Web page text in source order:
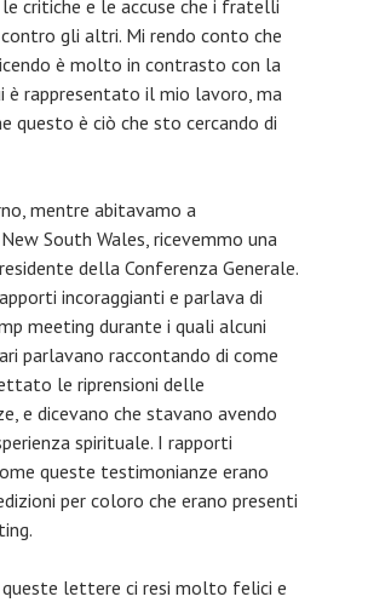
critiche e le accuse che i fratelli
gli altri. Mi rendo conto che
è molto in contrasto con la
è rappresentato il mio lavoro, ma
questo è ciò che sto cercando di
mentre abitavamo a
South Wales, ricevemmo una
della Conferenza Generale.
incoraggianti e parlava di
meeting durante i quali alcuni
parlavano raccontando di come
le riprensioni delle
e dicevano che stavano avendo
spirituale. I rapporti
queste testimonianze erano
per coloro che erano presenti
lettere ci resi molto felici e